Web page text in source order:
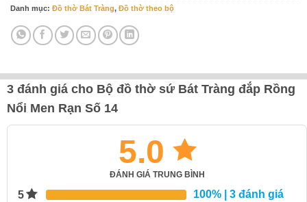
Danh mục: Đồ thờ Bát Tràng, Đồ thờ theo bộ
3 đánh giá cho Bộ đồ thờ sứ Bát Tràng đắp Rồng
Nổi Men Rạn Số 14
5.0
ĐÁNH GIÁ TRUNG BÌNH
5 100% | 3 đánh giá